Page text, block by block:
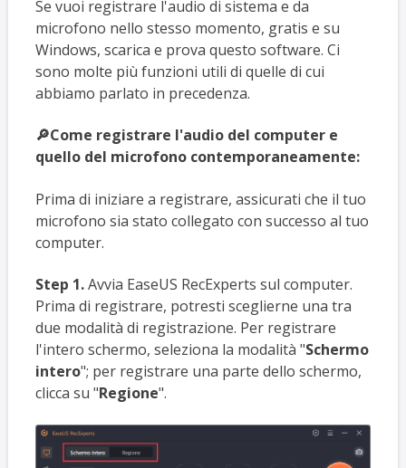
Se vuoi registrare l'audio di sistema e da
microfono nello stesso momento, gratis e su
Windows, scarica e prova questo software. Ci
sono molte più funzioni utili di quelle di cui
abbiamo parlato in precedenza.
🔎Come registrare l'audio del computer e
quello del microfono contemporaneamente:
Prima di iniziare a registrare, assicurati che il tuo
microfono sia stato collegato con successo al tuo
computer.
Step 1.Avvia EaseUS RecExperts sul computer.
Prima di registrare, potresti sceglierne una tra
due modalità di registrazione. Per registrare
l'intero schermo, seleziona la modalità "Schermo
intero"; per registrare una parte dello schermo,
clicca su "Regione".